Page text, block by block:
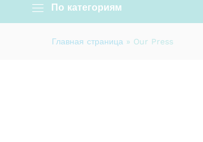
По категориям
Главная страница » Our Press